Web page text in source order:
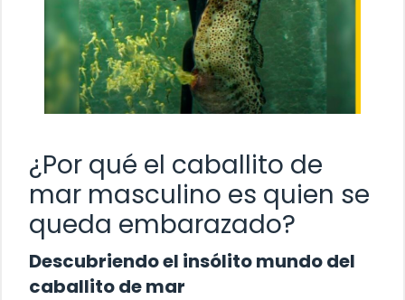
¿Por qué el caballito de
mar masculino es quien se
queda embarazado?
Descubriendo el insólito mundo del
caballito de mar